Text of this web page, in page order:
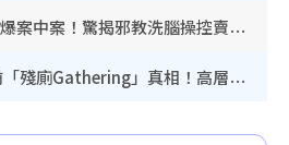
銀行高層「沉船」爆案中案！驚揭邪教洗腦操控賣淫被吞600萬 幕後黑手講多錯多
林芊妤親解12年前「殘廁Gathering」真相！高層解約一句話重創尊嚴至今拒返TVB